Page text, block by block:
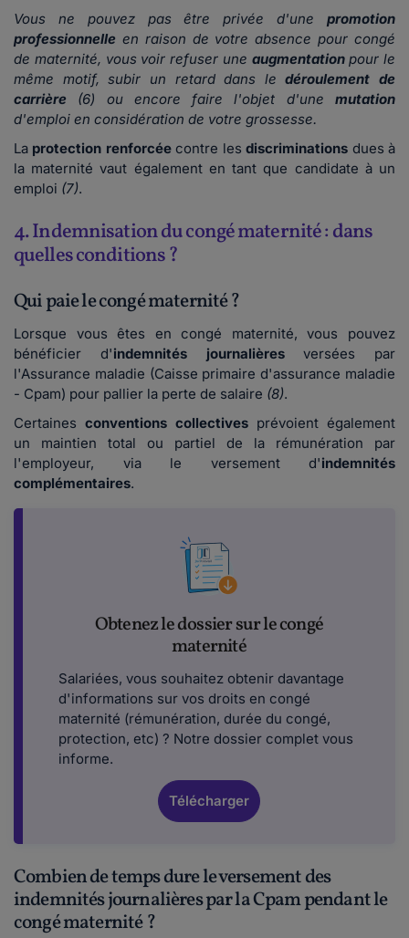
Vous ne pouvez pas être privée d'une promotion
professionnelle en raison de votre absence pour congé
de maternité, vous voir refuser une augmentationpour le
même motif, subir un retard dans ledéroulement de
carrière (6) ou encore faire l'objet d'une mutation
d'emploi en considération de votre grossesse.
La protection renforcéecontre lesdiscriminations dues à
la maternité vaut également en tant que candidate à un
emploi (7).
4. Indemnisation du congé maternité : dans
quelles conditions ?
Qui paie le congé maternité ?
Lorsque vous êtes en congé maternité, vous pouvez
bénéficier d'indemnités journalières
versées par
l'Assurance maladie (Caisse primaire d'assurance maladie
- Cpam) pour pallier la perte de salaire (8).
Certaines conventions collectives prévoient également
un maintien total ou partiel de la rémunération par
l'employeur, via le versement d'indemnités
complémentaires.
Obtenez le dossier sur le congé
maternité
Salariées, vous souhaitez obtenir davantage
d'informations sur vos droits en congé
maternité (rémunération, durée du congé,
protection, etc) ? Notre dossier complet vous
informe.
Télécharger
Combien de temps dure le versement des
indemnités journalières par la Cpam pendant le
congé maternité ?